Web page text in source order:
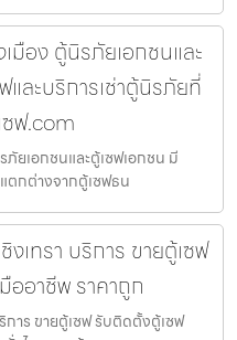
มือง ตู้นิรภัยเอกชนและ
และบริการเช่าตู้นิรภัยที่
ซฟ.com
ยเอกชนและตู้เซฟเอกชน มี
ตกต่างจากตู้เซฟธน
งเทรา บริการ ขายตู้เซฟ
อาชีพ ราคาถูก
การ ขายตู้เซฟ รับติดตั้งตู้เซฟ